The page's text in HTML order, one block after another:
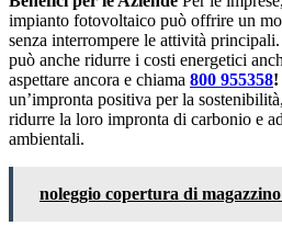
impianto fotovoltaico può offrire un
senza interrompere le attività
può anche ridurre i costi energetici
aspettare ancora e chiama 800 955358!
un’impronta positiva per la
ridurre la loro impronta di carbonio e
ambientali.
noleggio copertura di